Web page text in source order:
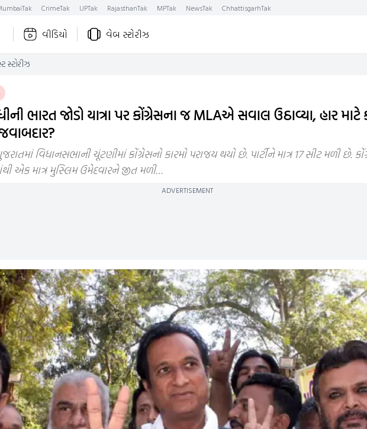
CrimeTak UPTak RajasthanTak MPTak NewsTak ChhattisgarhTak
વીડિયો વેબ સ્ટોરીઝ
સ્ટોરીઝ
ભારત જોડો યાત્રા પર કોંગ્રેસના જ MLAએ સવાલ ઉઠાવ્યા, હાર માટે
વિધાનસભાની ચૂંટણીમાં કોંગ્રેસનો કારમો પરાજય થયો છે. પાર્ટીને માત્ર 17 સીટ મળી છે.
એક માત્ર મુસ્લિમ ઉમેદવારને જીત મળી…
ADVERTISEMENT